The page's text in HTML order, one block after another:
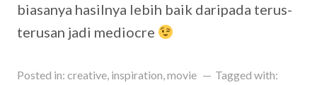
biasanya hasilnya lebih baik daripada terus-
terusan jadi mediocre
Posted in: creative, inspiration,movie
Tagged with: